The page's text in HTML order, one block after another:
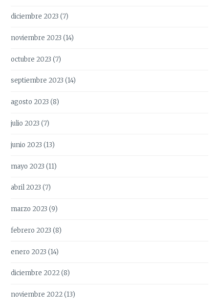
diciembre 2023 (7)
noviembre 2023 (14)
octubre 2023 (7)
septiembre 2023 (14)
agosto 2023 (8)
julio 2023 (7)
junio 2023 (13)
mayo 2023 (11)
abril 2023 (7)
marzo 2023 (9)
febrero 2023 (8)
enero 2023 (14)
diciembre 2022(8)
noviembre 2022(13)